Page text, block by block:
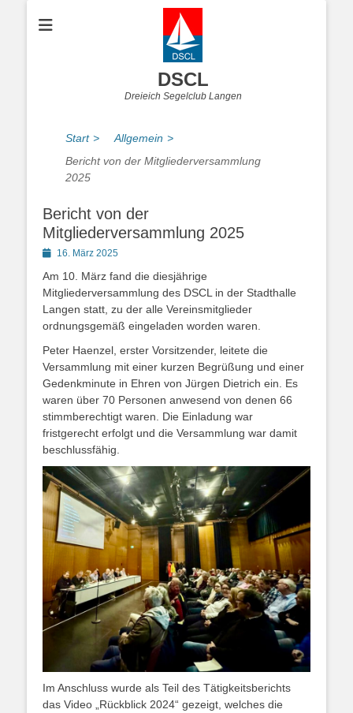
DSCL
Dreieich Segelclub Langen
Start > Allgemein >
Bericht von der Mitgliederversammlung
2025
Bericht von der
Mitgliederversammlung 2025
Posted16. März 2025
Am 10. März fand die diesjährige
Mitgliederversammlung des DSCL in der Stadthalle
Langen statt, zu der alle Vereinsmitglieder
ordnungsgemäß eingeladen worden waren.
Peter Haenzel, erster Vorsitzender, leitete die
Versammlung mit einer kurzen Begrüßung und einer
Gedenkminute in Ehren von Jürgen Dietrich ein. Es
waren über 70 Personen anwesend von denen 66
stimmberechtigt waren. Die Einladung war
fristgerecht erfolgt und die Versammlung war damit
beschlussfähig.
Im Anschluss wurde als Teil des Tätigkeitsberichts
das Video „Rückblick 2024“ gezeigt, welches die